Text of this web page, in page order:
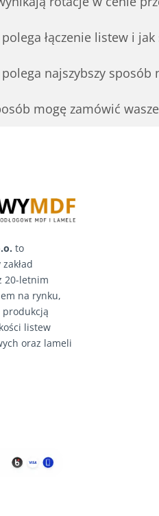
łączenie listew i
najszybszy
mogę zamówić
to
20-letnim
na rynku,
produkcją
listew
oraz lameli